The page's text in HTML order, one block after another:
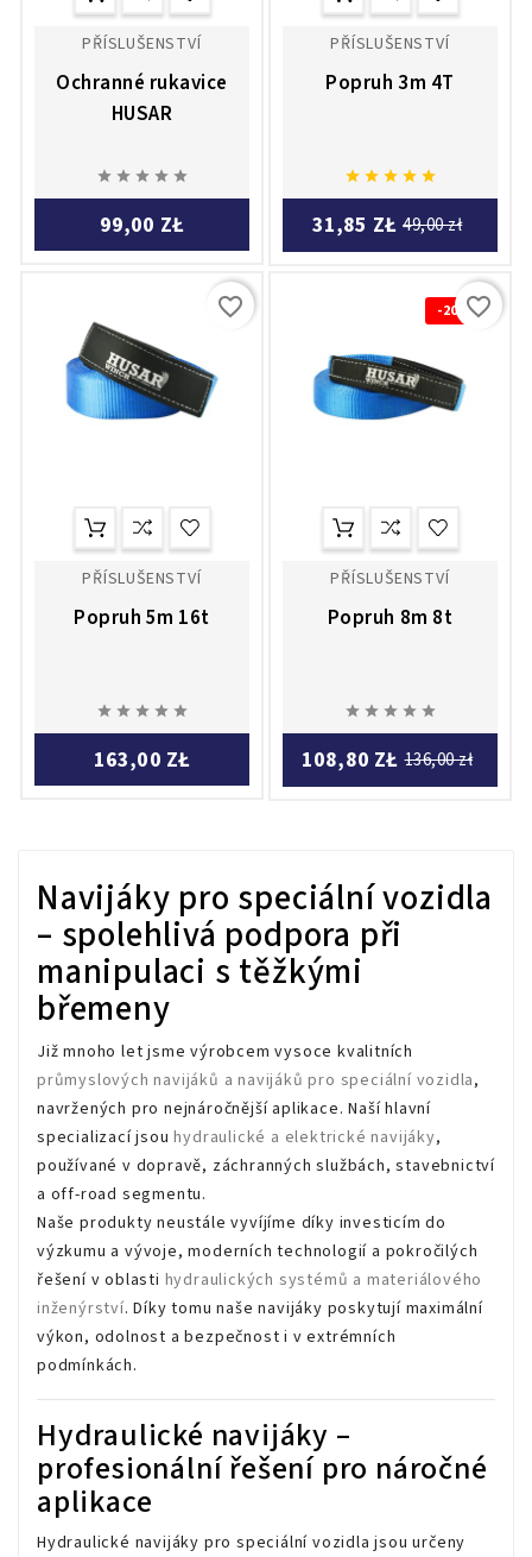
PŘÍSLUŠENSTVÍ
Ochranné rukavice
HUSAR
    
99,00 ZŁ
PŘÍSLUŠENSTVÍ
Popruh 3m 4T
    
31,85 ZŁ 49,00 zł
PŘÍSLUŠENSTVÍ
Popruh 5m 16t
    
163,00 ZŁ
favorite_border -20%
PŘÍSLUŠENSTVÍ
Popruh 8m 8t
    
108,80 ZŁ 136,00 zł
favorite_border
Navijáky pro speciální vozidla
– spolehlivá podpora při
manipulaci s těžkými
břemeny
Již mnoho let jsme výrobcem vysoce kvalitních
průmyslových navijáků a navijáků pro speciální vozidla,
navržených pro nejnáročnější aplikace. Naší hlavní
specializací jsouhydraulické a elektrické navijáky,
používané v dopravě, záchranných službách, stavebnictví
a off-road segmentu.
Naše produkty neustále vyvíjíme díky investicím do
výzkumu a vývoje, moderních technologií a pokročilých
řešení v oblasti hydraulických systémů a materiálového
inženýrství. Díky tomu naše navijáky poskytují maximální
výkon, odolnost a bezpečnost i v extrémních
podmínkách.
Hydraulické navijáky –
profesionální řešení pro náročné
aplikace
Hydraulické navijáky pro speciální vozidla jsou určeny